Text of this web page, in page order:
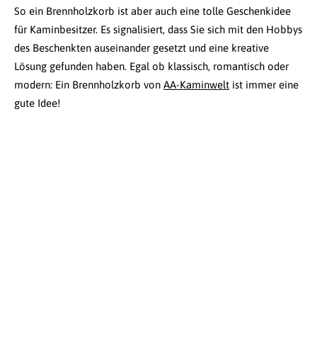
So ein Brennholzkorb ist aber auch eine tolle Geschenkidee
für Kaminbesitzer. Es signalisiert, dass Sie sich mit den Hobbys
des Beschenkten auseinander gesetzt und eine kreative
Lösung gefunden haben. Egal ob klassisch, romantisch oder
modern: Ein Brennholzkorb von AA-Kaminwelt ist immer eine
gute Idee!